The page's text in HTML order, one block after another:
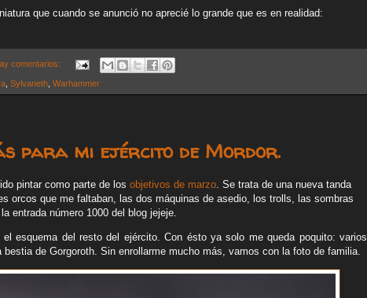
que cuando se anunció no aprecié lo grande que es en realidad:
comentarios:
Sylvaneth Warhammer
para mi ejército de Mordor.
pintar como parte de los objetivos de marzo . Se trata de una nueva tanda
orcos que me faltaban, las dos máquinas de asedio, los trolls, las sombras
entrada número 1000 del blog jejeje.
esquema del resto del ejército. Con ésto ya solo me queda poquito: varios
de Gorgoroth. Sin enrollarme mucho más, vamos con la foto de familia.